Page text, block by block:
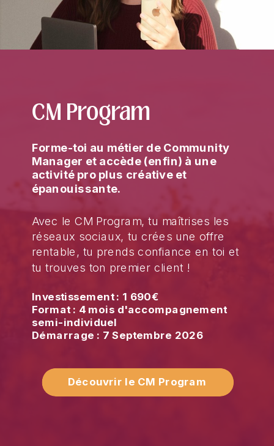
CM Program
Forme-toi au métier de Community
Manager et accède (enfin) à une
activité pro plus créative et
épanouissante.
Découvrir le CM Program
Avec le CM Program, tu maîtrises les
réseaux sociaux, tu crées une offre
rentable, tu prends confiance en toi et
tu trouves ton premier client !
Investissement : 1 690€
Format : 4 mois d'accompagnement
semi-individuel
Démarrage : 7 Septembre 2026